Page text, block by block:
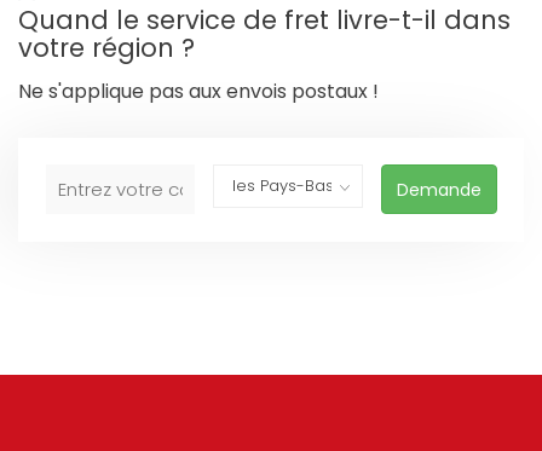
Quand le service de fret livre-t-il dans
votre région ?
Ne s'applique pas aux envois postaux !
Demande